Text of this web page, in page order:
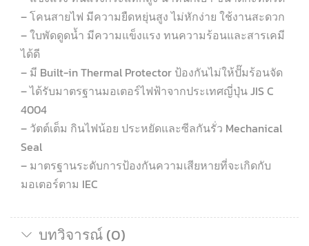
– โคนสายไฟ มีความยืดหยุ่นสูง ไม่หักง่าย ใช้งานสะดวก
– ใบพัดดูดน้ำ มีความแข็งแรง ทนความร้อนและสารเคมี
ได้ดี
– มี Built-in Thermal Protector ป้องกันไม่ให้ปั๊มร้อนจัด
– ได้รับมาตรฐานมอเตอร์ไฟฟ้าจากประเทศญี่ปุ่น JIS C
4004
– วัตต์เต็ม กินไฟน้อย ประหยัดและซีลกันรั่ว Mechanical
Seal
– มาตรฐานระดับการป้องกันความเสียหายที่จะเกิดกับ
มอเตอร์ตาม IEC
บทวิจารณ์ (0)